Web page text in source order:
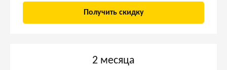
Получить скидку
2 месяцa